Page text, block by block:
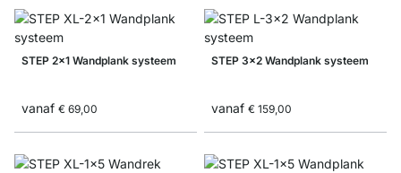
STEP 2x1 Wandplank systeem
vanaf € 69,00
STEP 3x2 Wandplank systeem
vanaf € 159,00